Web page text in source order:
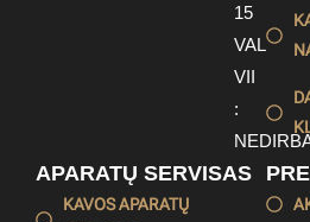
15
VAL
VII
:
APARATŲ SERVISAS
KAVOS APARATŲ